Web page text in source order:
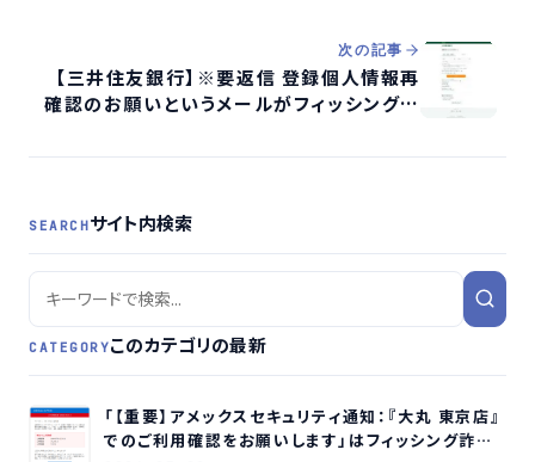
次の記事
【三井住友銀行】※要返信 登録個人情報再
確認のお願いというメールがフィッシング詐
SEARCHサイト内検索
CATEGORYこのカテゴリの最新
「【重要】アメックスセキュリティ通知：『大丸 東京店』
でのご利用確認をお願いします」はフィッシング詐欺